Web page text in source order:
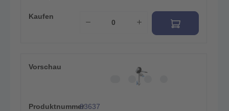
Kaufen
Vorschau
Produktnummer83637